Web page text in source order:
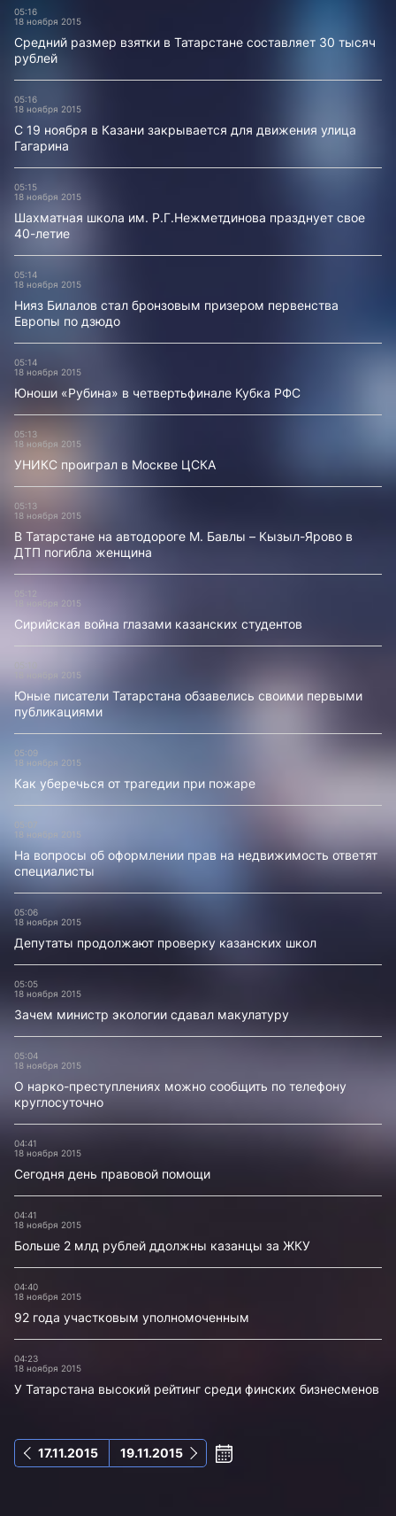
05:16
18 ноября 2015
Средний размер взятки в Татарстане составляет 30 тысяч
рублей
05:16
18 ноября 2015
С 19 ноября в Казани закрывается для движения улица
Гагарина
05:15
18 ноября 2015
Шахматная школа им. Р.Г.Нежметдинова празднует свое
40-летие
05:14
18 ноября 2015
Нияз Билалов стал бронзовым призером первенства
Европы по дзюдо
05:14
18 ноября 2015
Юноши «Рубина» в четвертьфинале Кубка РФС
05:13
18 ноября 2015
УНИКС проиграл в Москве ЦСКА
05:13
18 ноября 2015
В Татарстане на автодороге М. Бавлы – Кызыл-Ярово в
ДТП погибла женщина
05:12
18 ноября 2015
Сирийская война глазами казанских студентов
18 ноября 2015
Юные писатели Татарстана обзавелись своими первыми
публикациями
05:09
18 ноября 2015
Как уберечься от трагедии при пожаре
05:07
18 ноября 2015
На вопросы об оформлении прав на недвижимость ответят
специалисты
05:06
18 ноября 2015
Депутаты продолжают проверку казанских школ
05:05
18 ноября 2015
Зачем министр экологии сдавал макулатуру
05:04
18 ноября 2015
О нарко-преступлениях можно сообщить по телефону
круглосуточно
04:41
18 ноября 2015
Сегодня день правовой помощи
04:41
18 ноября 2015
Больше 2 млд рублей ддолжны казанцы за ЖКУ
04:40
18 ноября 2015
92 года участковым уполномоченным
04:23
18 ноября 2015
У Татарстана высокий рейтинг среди финских бизнесменов
17.11.2015 19.11.2015